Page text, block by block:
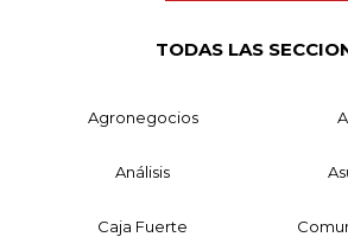
TODAS LAS
Agronegocios
Análisis
Caja Fuerte